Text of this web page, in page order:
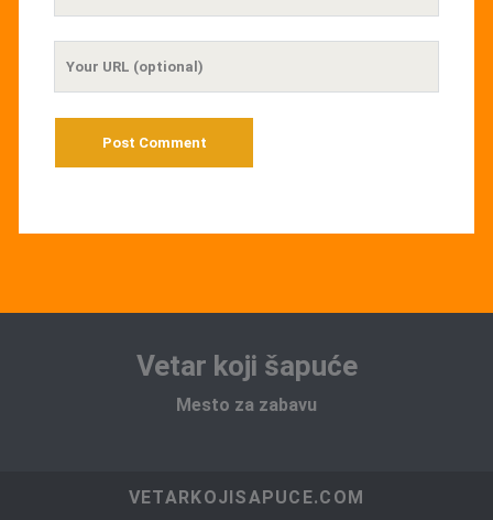
Vetar koji šapuće
Mesto za zabavu
VETARKOJISAPUCE.COM